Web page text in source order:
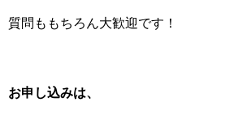
質問ももちろん大歓迎です！
お申し込みは、